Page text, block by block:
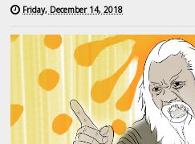
Friday, December 14, 2018